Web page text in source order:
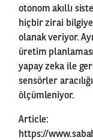
otonom akıllı
hiçbir zirai
olanak veriyor.
üretim
yapay zeka ile
sensörler
ölçümleniyor.
Article:
https://